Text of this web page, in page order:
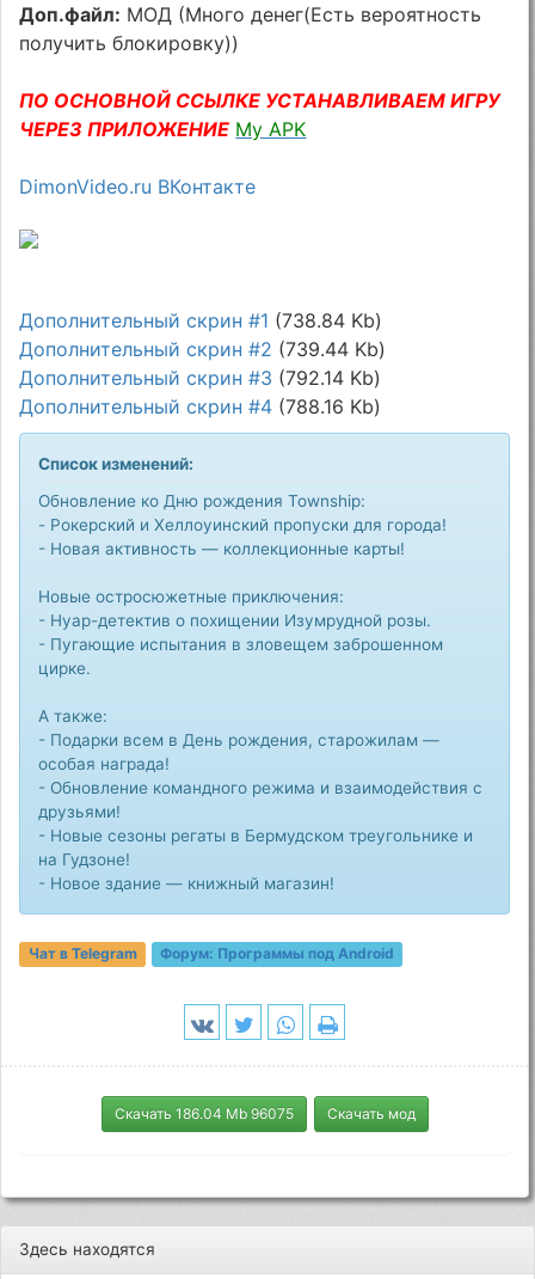
Доп.файл: МОД (Много денег(Есть вероятность
получить блокировку))
ПО ОСНОВНОЙ ССЫЛКЕ УСТАНАВЛИВАЕМ ИГРУ
ЧЕРЕЗ ПРИЛОЖЕНИЕ My APK
DimonVideo.ru ВКонтакте
Дополнительный скрин #1 (738.84 Kb)
Дополнительный скрин #2 (739.44 Kb)
Дополнительный скрин #3 (792.14 Kb)
Дополнительный скрин #4 (788.16 Kb)
Список изменений:
Обновление ко Дню рождения Township:
- Рокерский и Хеллоуинский пропуски для города!
- Новая активность — коллекционные карты!
Новые остросюжетные приключения:
- Нуар-детектив о похищении Изумрудной розы.
- Пугающие испытания в зловещем заброшенном
цирке.
А также:
- Подарки всем в День рождения, старожилам —
особая награда!
- Обновление командного режима и взаимодействия с
друзьями!
- Новые сезоны регаты в Бермудском треугольнике и
на Гудзоне!
- Новое здание — книжный магазин!
Чат в Telegram Форум: Программы под Android
Скачать 186.04 Mb 96075 Скачать мод
Здесь находятся